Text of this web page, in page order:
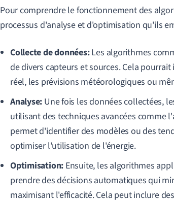
Pour comprendre le fonctionnement des
processus d'analyse et d'optimisation qu'ils
Collecte de données:Les algorithmes
de divers capteurs et sources. Cela
réel, les prévisions météorologiques ou
Analyse: Une fois les données collectées,
utilisant des techniques avancées comme
permet d'identifier des modèles ou des
optimiser l'utilisation de l'énergie.
Optimisation: Ensuite, les algorithmes
prendre des décisions automatiques qui
maximisant l'efficacité. Cela peut inclure